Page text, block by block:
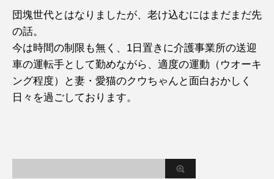
団塊世代とはなりましたが、老け込むにはまだまだ先
の話。
今は時間の制限も無く、1日置きに介護事業所の送迎
車の運転手として勤めながら、適度の運動（ウオーキ
ング程度）と妻・愛猫のクウちゃんと面白おかしく
日々を過ごしております。